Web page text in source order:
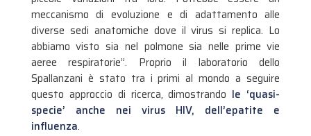
meccanismo di evoluzione e di adattamento alle
diverse sedi anatomiche dove il virus si replica. Lo
abbiamo visto sia nel polmone sia nelle prime vie
aeree respiratorie”. Proprio il laboratorio dello
Spallanzani è stato tra i primi al mondo a seguire
questo approccio di ricerca, dimostrando le ‘quasi-
specie’ anche nei virus HIV, dell’epatite e
influenza.